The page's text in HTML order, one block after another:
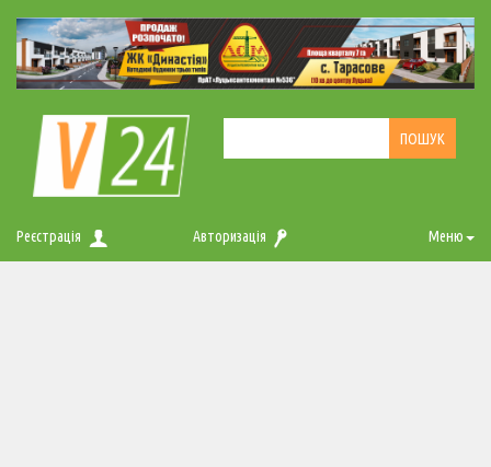
Реєстрація Авторизація Меню